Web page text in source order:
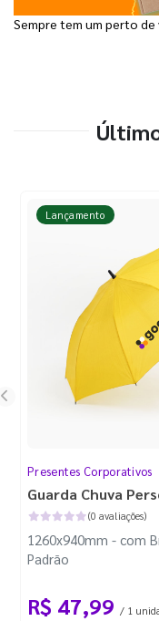
Sempre tem um perto de
Lançamento
Presentes Corporativos
Guarda Chuva
(0 avaliações)
1260x940mm - com
Padrão
R$ 47,99 / 1